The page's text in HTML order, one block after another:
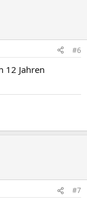
#6
12 Jahren
#7